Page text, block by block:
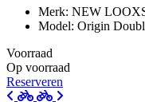
Merk: NEW
Model: Origin
Voorraad
Op voorraad
Reserveren